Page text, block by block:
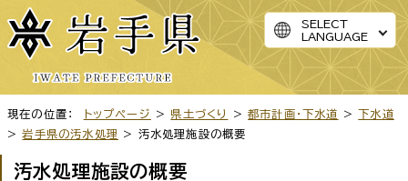
SELECT
LANGUAGE
現在の位置： トップページ > 県土づくり >都市計画・下水道 >下水道
>岩手県の汚水処理 > 汚水処理施設の概要
汚水処理施設の概要